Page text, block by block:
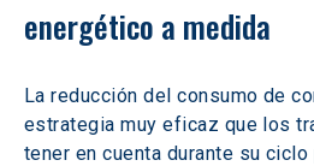
energético a medida
La reducción del consumo de
estrategia muy eficaz que los
tener en cuenta durante su